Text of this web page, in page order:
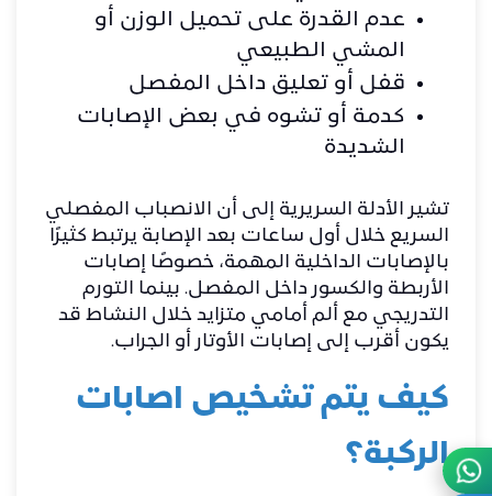
عدم القدرة على تحميل الوزن أو
المشي الطبيعي
قفل أو تعليق داخل المفصل
كدمة أو تشوه في بعض الإصابات
الشديدة
تشير الأدلة السريرية إلى أن الانصباب المفصلي
السريع خلال أول ساعات بعد الإصابة يرتبط كثيرًا
بالإصابات الداخلية المهمة، خصوصًا إصابات
الأربطة والكسور داخل المفصل. بينما التورم
التدريجي مع ألم أمامي متزايد خلال النشاط قد
يكون أقرب إلى إصابات الأوتار أو الجراب.
كيف يتم تشخيص اصابات
الركبة؟